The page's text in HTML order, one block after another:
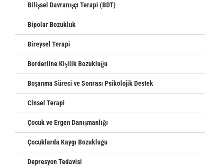
Bilişsel Davranışçı Terapi (BDT)
Bipolar Bozukluk
Bireysel Terapi
Borderline Kişilik Bozukluğu
Boşanma Süreci ve Sonrası Psikolojik Destek
Cinsel Terapi
Çocuk ve Ergen Danışmanlığı
Çocuklarda Kaygı Bozukluğu
Depresyon Tedavisi